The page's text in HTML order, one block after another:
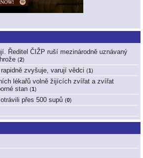
Ředitel ČIŽP ruší mezinárodně uznávaný
(2)
zvyšuje, varují vědci (1)
lékařů volně žijících zvířat a zvířat
stan (1)
přes 500 supů (0)